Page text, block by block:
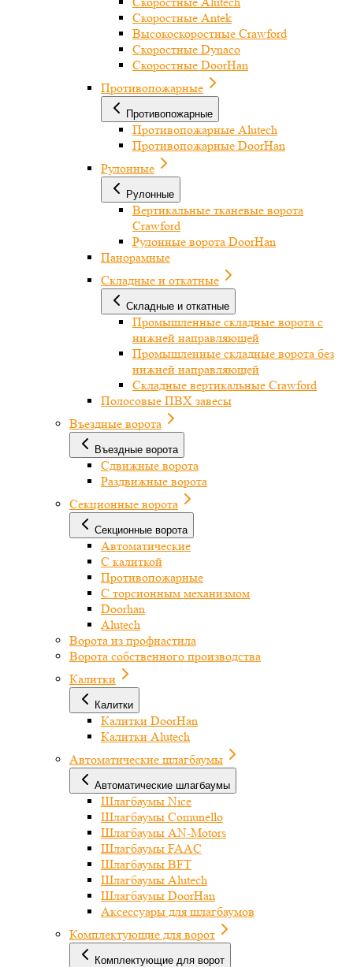
Скоростные Antek
Высокоскоростные Crawford
Скоростные Dynaco
Скоростные DoorHan
Противопожарные
Противопожарные
Противопожарные Alutech
Противопожарные DoorHan
Рулонные
Рулонные
Вертикальные тканевые ворота
Crawford
Рулонные ворота DoorHan
Панорамные
Складные и откатные
Складные и откатные
Промышленные складные ворота с
нижней направляющей
Промышленные складные ворота без
нижней направляющей
Складные вертикальные Crawford
Полосовые ПВХ завесы
Въездные ворота
Въездные ворота
Сдвижные ворота
Раздвижные ворота
Секционные ворота
Секционные ворота
Автоматические
С калиткой
Противопожарные
С торсионным механизмом
Doorhan
Alutech
Ворота из профнастила
Ворота собственного производства
Калитки
Калитки
Калитки DoorHan
Калитки Alutech
Автоматические шлагбаумы
Автоматические шлагбаумы
Шлагбаумы Nice
Шлагбаумы Comunello
Шлагбаумы AN-Motors
Шлагбаумы FAAC
Шлагбаумы BFT
Шлагбаумы Alutech
Шлагбаумы DoorHan
Аксессуары для шлагбаумов
Комплектующие для ворот
Комплектующие для ворот